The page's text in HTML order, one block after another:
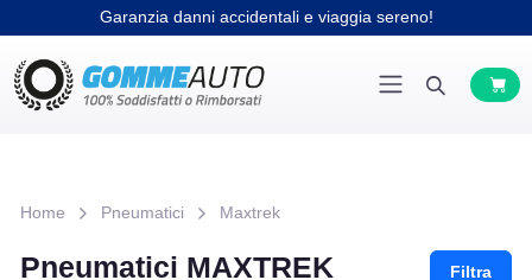
Garanzia danni accidentali e viaggia sereno!
Home Pneumatici Maxtrek
Pneumatici MAXTREK Filtra